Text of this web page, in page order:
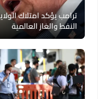
النفط والغاز العالمية